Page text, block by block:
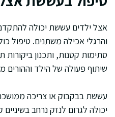
אצל ילדים עששת יכולה
והרגלי אכילה משתנים. טיפול
סתימות קטנות, ותכנון ביקורות
שיתוף פעולה של הילד וההורים
עששת בבקבוק או צריכה
יכולה לגרום לנזק נרחב